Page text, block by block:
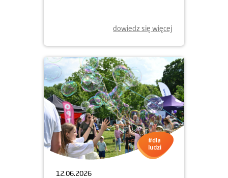
dowiedz się więcej
12.06.2026